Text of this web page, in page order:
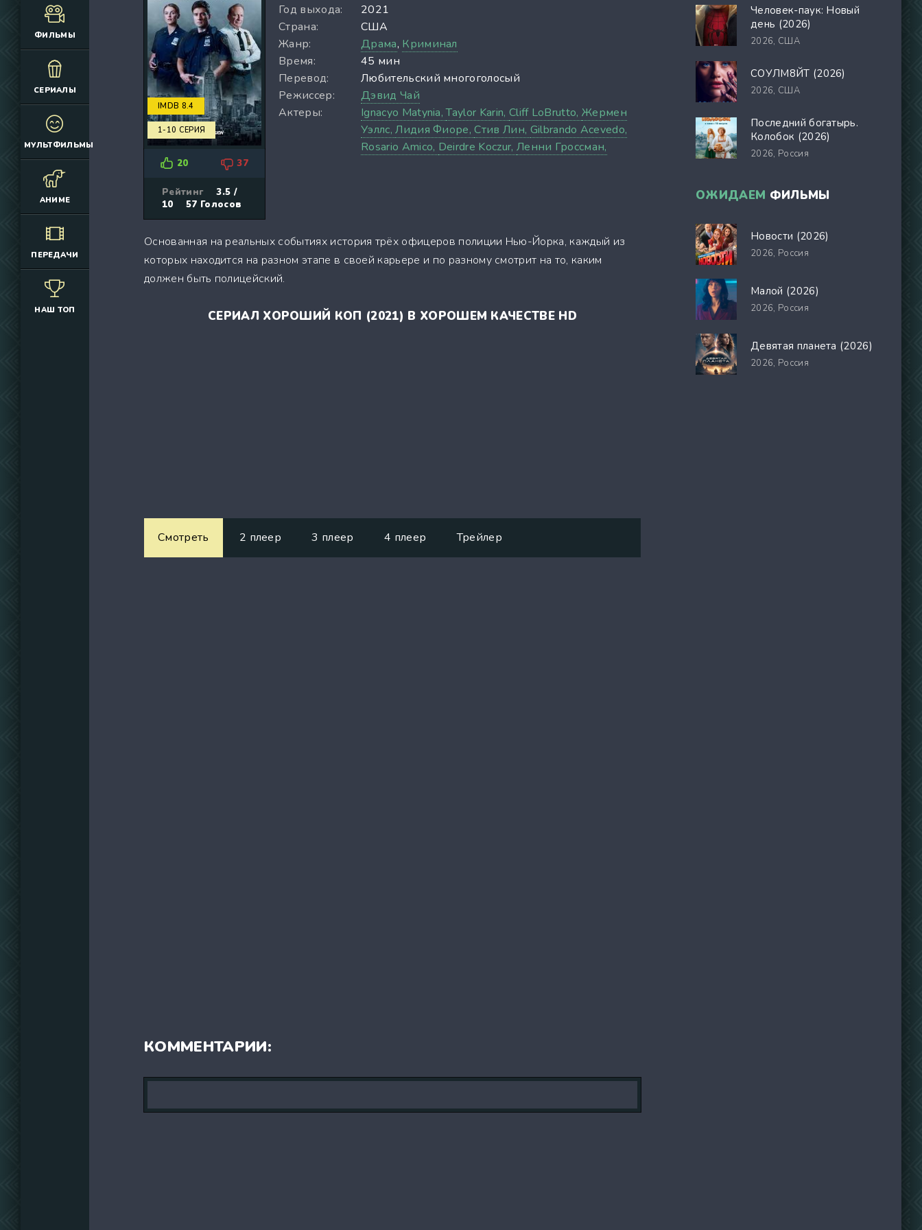
ФИЛЬМЫ
(12925)
(4392)
(6692)
(2645)
(2752)
(2164)
(10686)
(7063)
(3006)
(308)
(4415)
(3222)
(3576)
(576)
(34291)
СЕРИАЛЫ
(3076)
(2166)
(660)
(1830)
(324)
(884)
(12174)
(335)
МУЛЬТФИЛЬМЫ
АНИМЕ
ПЕРЕДАЧИ
НАШ ТОП
IMDB 8.4
1-10 СЕРИЯ
20 37
Рейтинг
3.5 /
10
57 Голосов
Год выхода:
2021
Страна:
США
Жанр:
Драма, Криминал
Время:
45 мин
Перевод:
Любительский многоголосый
Режиссер:
Дэвид Чай
Актеры:
Ignacyo Matynia,Taylor Karin, Cliff LoBrutto,Жермен
Уэллс,Лидия Фиоре,Стив Лин, Gilbrando Acevedo,
Rosario Amico, Deirdre Koczur, Ленни Гроссман,
Основанная на реальных событиях история трёх офицеров полиции Нью-Йорка, каждый из
которых находится на разном этапе в своей карьере и по разному смотрит на то, каким
должен быть полицейский.
СЕРИАЛ ХОРОШИЙ КОП (2021) В ХОРОШЕМ КАЧЕСТВЕ HD
Смотреть 2 плеер 3 плеер 4 плеер Трейлер
КОММЕНТАРИИ:
Человек-паук: Новый
день (2026)
2026, США
СОУЛМ8ЙТ (2026)
2026, США
Последний богатырь.
Колобок (2026)
2026, Россия
ОЖИДАЕМ ФИЛЬМЫ
Новости (2026)
2026, Россия
Малой (2026)
2026, Россия
Девятая планета (2026)
2026, Россия